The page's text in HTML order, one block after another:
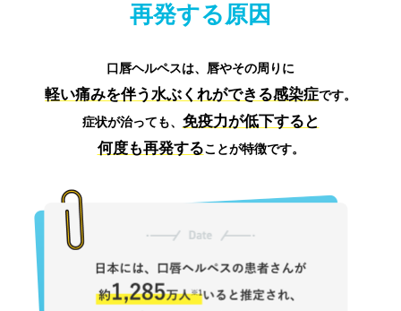
再発する原因
口唇ヘルペスは、唇やその周りに
軽い痛みを伴う水ぶくれができる感染症です。
症状が治っても、 免疫力が低下すると
何度も再発することが特徴です。